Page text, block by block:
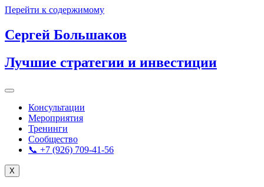
Перейти к содержимому
Сергей Большаков
Лучшие стратегии и инвестиции
Консультации
Мероприятия
Тренинги
Сообщество
📞 +7 (926) 709-41-56
X